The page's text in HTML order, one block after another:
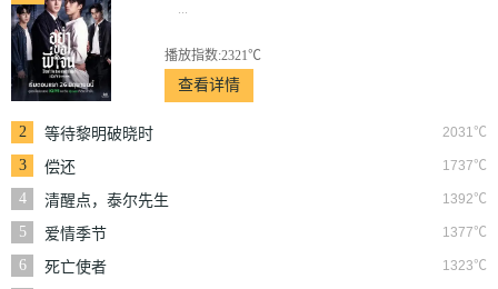
...
播放指数:2321℃
查看详情
2 2031℃
等待黎明破晓时
3
1737℃
偿还
4
1392℃
清醒点，泰尔先生
5
1377℃
爱情季节
6
1323℃
死亡使者